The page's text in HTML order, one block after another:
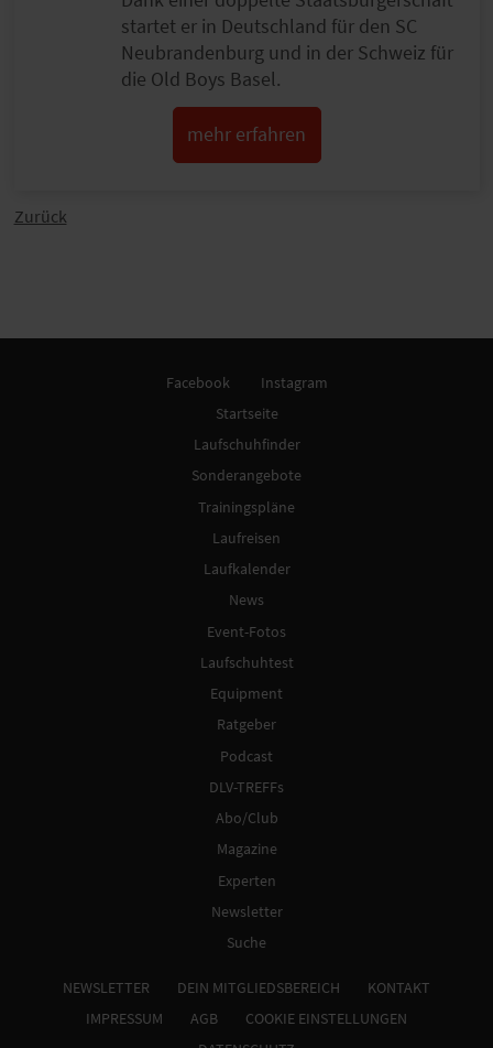
startet er in Deutschland für den SC
Neubrandenburg und in der Schweiz für
die Old Boys Basel.
mehr erfahren
Zurück
Facebook
Instagram
Startseite
Laufschuhfinder
Sonderangebote
Trainingspläne
Laufreisen
Laufkalender
News
Event-Fotos
Laufschuhtest
Equipment
Ratgeber
Podcast
DLV-TREFFs
Abo/Club
Magazine
Experten
Newsletter
Suche
NEWSLETTER DEIN MITGLIEDSBEREICH
KONTAKT
IMPRESSUM
AGB
COOKIE EINSTELLUNGEN